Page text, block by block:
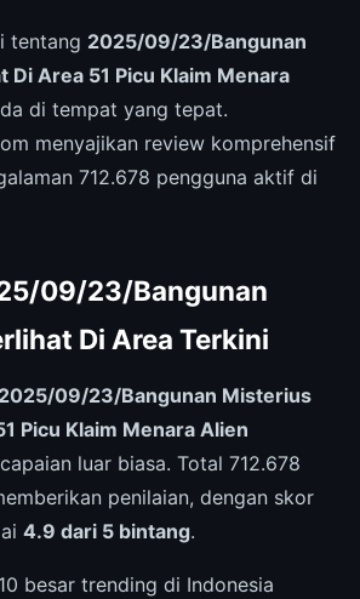
tentang 2025/09/23/Bangunan
Di Area 51 Picu Klaim Menara
di tempat yang tepat.
menyajikan review komprehensif
712.678 pengguna aktif di
09/23/Bangunan
Di Area Terkini
2025/09/23/Bangunan Misterius
Picu Klaim Menara Alien
luar biasa. Total 712.678
penilaian, dengan skor
4.9 dari 5 bintang.
besar trending di Indonesia